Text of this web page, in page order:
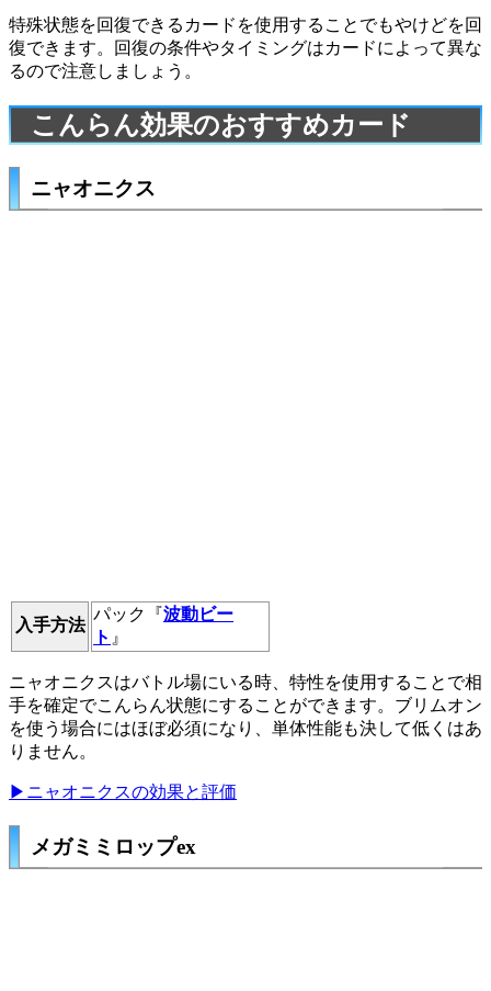
特殊状態を回復できるカードを使用することでもやけどを回
復できます。回復の条件やタイミングはカードによって異な
るので注意しましょう。
こんらん効果のおすすめカード
ニャオニクス
入手方法
パック『波動ビー
ト 』
ニャオニクスはバトル場にいる時、特性を使用することで相
手を確定でこんらん状態にすることができます。 ブリムオン
を使う場合にはほぼ必須になり、単体性能も決して低くはあ
りません。
▶ニャオニクスの効果と評価
メガミミロップex